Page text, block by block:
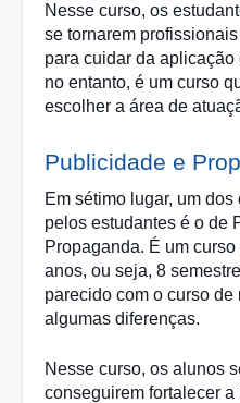
Nesse curso, os
se tornarem
para cuidar da
no entanto, é um curso
escolher a área de
Publicidade e
Em sétimo lugar, um
pelos estudantes é o de
Propaganda. É um
anos, ou seja, 8
parecido com o curso
algumas diferenças.
Nesse curso, os alunos
conseguirem fortalecer